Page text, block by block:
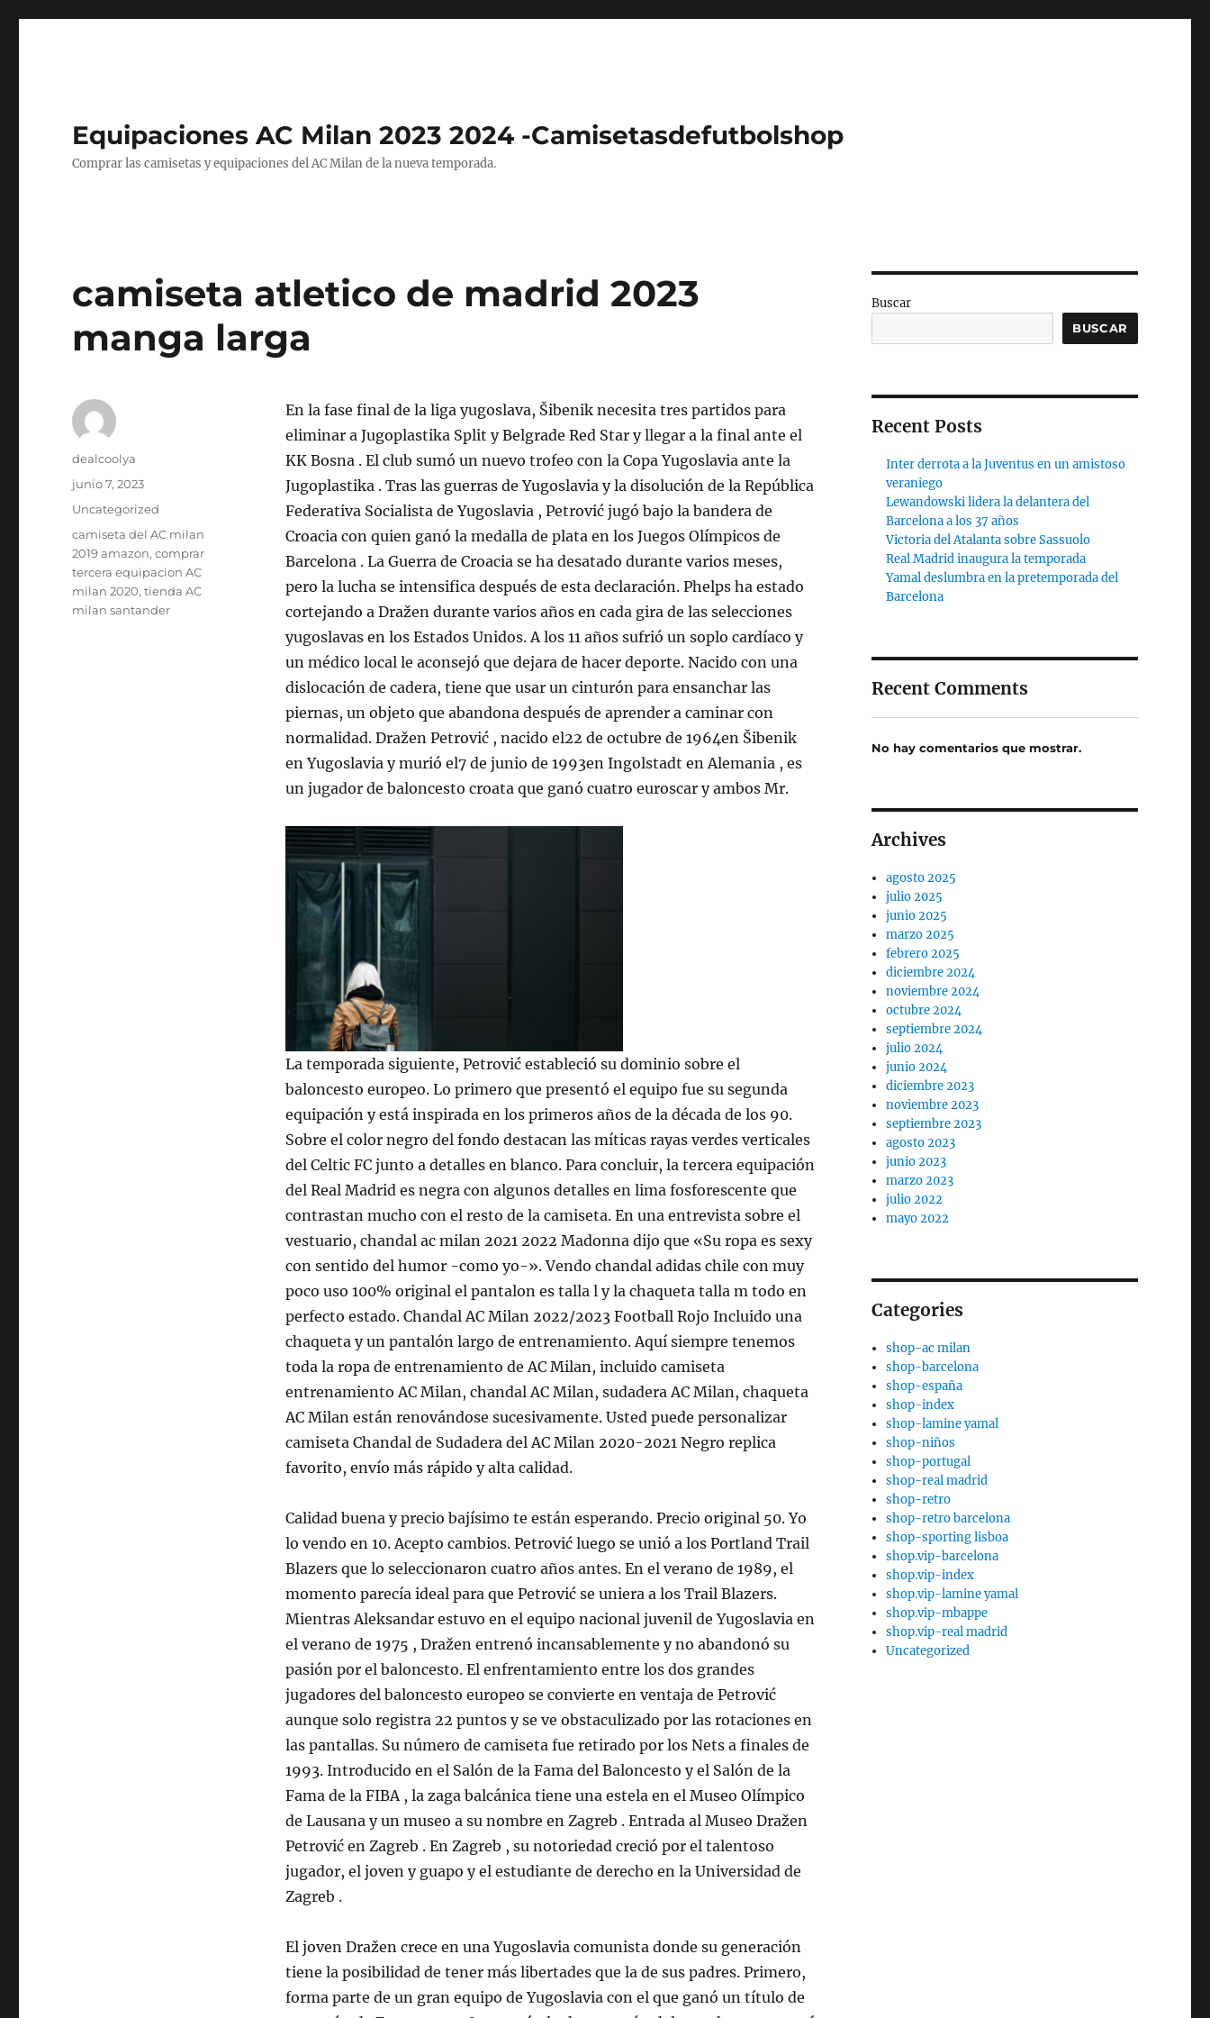
Equipaciones AC Milan 2023 2024 -Camisetasdefutbolshop
Comprar las camisetas y equipaciones del AC Milan de la nueva temporada.
camiseta atletico de madrid 2023
manga larga
En la fase final de la liga yugoslava, Šibenik necesita tres partidos para
eliminar a Jugoplastika Split y Belgrade Red Star y llegar a la final ante el
KK Bosna . El club sumó un nuevo trofeo con la Copa Yugoslavia ante la
Jugoplastika . Tras las guerras de Yugoslavia y la disolución de la República
Federativa Socialista de Yugoslavia , Petrović jugó bajo la bandera de
Croacia con quien ganó la medalla de plata en los Juegos Olímpicos de
Barcelona . La Guerra de Croacia se ha desatado durante varios meses,
pero la lucha se intensifica después de esta declaración. Phelps ha estado
cortejando a Dražen durante varios años en cada gira de las selecciones
yugoslavas en los Estados Unidos. A los 11 años sufrió un soplo cardíaco y
un médico local le aconsejó que dejara de hacer deporte. Nacido con una
dislocación de cadera, tiene que usar un cinturón para ensanchar las
piernas, un objeto que abandona después de aprender a caminar con
normalidad. Dražen Petrović , nacido el22 de octubre de 1964en Šibenik
en Yugoslavia y murió el7 de junio de 1993en Ingolstadt en Alemania , es
un jugador de baloncesto croata que ganó cuatro euroscar y ambos Mr.
La temporada siguiente, Petrović estableció su dominio sobre el
baloncesto europeo. Lo primero que presentó el equipo fue su segunda
equipación y está inspirada en los primeros años de la década de los 90.
Sobre el color negro del fondo destacan las míticas rayas verdes verticales
del Celtic FC junto a detalles en blanco. Para concluir, la tercera equipación
del Real Madrid es negra con algunos detalles en lima fosforescente que
contrastan mucho con el resto de la camiseta. En una entrevista sobre el
vestuario, chandal ac milan 2021 2022 Madonna dijo que «Su ropa es sexy
con sentido del humor -como yo-». Vendo chandal adidas chile con muy
poco uso 100% original el pantalon es talla l y la chaqueta talla m todo en
perfecto estado. Chandal AC Milan 2022/2023 Football Rojo Incluido una
chaqueta y un pantalón largo de entrenamiento. Aquí siempre tenemos
toda la ropa de entrenamiento de AC Milan, incluido camiseta
entrenamiento AC Milan, chandal AC Milan, sudadera AC Milan, chaqueta
AC Milan están renovándose sucesivamente. Usted puede personalizar
camiseta Chandal de Sudadera del AC Milan 2020-2021 Negro replica
favorito, envío más rápido y alta calidad.
Calidad buena y precio bajísimo te están esperando. Precio original 50. Yo
lo vendo en 10. Acepto cambios. Petrović luego se unió a los Portland Trail
Blazers que lo seleccionaron cuatro años antes. En el verano de 1989, el
momento parecía ideal para que Petrović se uniera a los Trail Blazers.
Mientras Aleksandar estuvo en el equipo nacional juvenil de Yugoslavia en
el verano de 1975 , Dražen entrenó incansablemente y no abandonó su
pasión por el baloncesto. El enfrentamiento entre los dos grandes
jugadores del baloncesto europeo se convierte en ventaja de Petrović
aunque solo registra 22 puntos y se ve obstaculizado por las rotaciones en
las pantallas. Su número de camiseta fue retirado por los Nets a finales de
1993. Introducido en el Salón de la Fama del Baloncesto y el Salón de la
Fama de la FIBA , la zaga balcánica tiene una estela en el Museo Olímpico
de Lausana y un museo a su nombre en Zagreb . Entrada al Museo Dražen
Petrović en Zagreb . En Zagreb , su notoriedad creció por el talentoso
jugador, el joven y guapo y el estudiante de derecho en la Universidad de
Zagreb .
El joven Dražen crece en una Yugoslavia comunista donde su generación
tiene la posibilidad de tener más libertades que la de sus padres. Primero,
forma parte de un gran equipo de Yugoslavia con el que ganó un título de
Autor
dealcoolya
Publicado
junio 7, 2023
Categorías
Uncategorized
Etiquetas
camiseta del AC milan
2019 amazon,comprar
tercera equipacion AC
milan 2020,tienda AC
milan santander
Buscar
BUSCAR
Recent Posts
Inter derrota a la Juventus en un amistoso
veraniego
Lewandowski lidera la delantera del
Barcelona a los 37 años
Victoria del Atalanta sobre Sassuolo
Real Madrid inaugura la temporada
Yamal deslumbra en la pretemporada del
Barcelona
Recent Comments
No hay comentarios que mostrar.
Archives
agosto 2025
julio 2025
junio 2025
marzo 2025
febrero 2025
diciembre 2024
noviembre 2024
octubre 2024
septiembre 2024
julio 2024
junio 2024
diciembre 2023
noviembre 2023
septiembre 2023
agosto 2023
junio 2023
marzo 2023
julio 2022
mayo 2022
Categories
shop-ac milan
shop-barcelona
shop-españa
shop-index
shop-lamine yamal
shop-niños
shop-portugal
shop-real madrid
shop-retro
shop-retro barcelona
shop-sporting lisboa
shop.vip-barcelona
shop.vip-index
shop.vip-lamine yamal
shop.vip-mbappe
shop.vip-real madrid
Uncategorized